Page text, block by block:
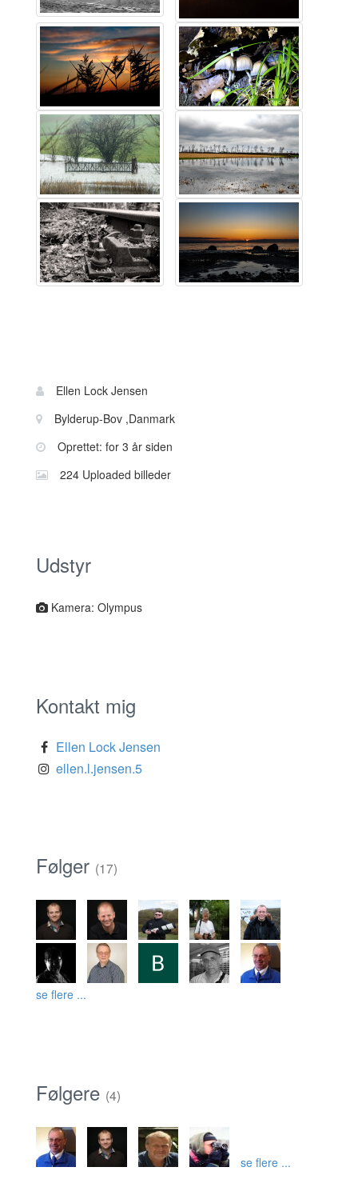
Bruger
information
Navn:
Ellen Lock Jensen
Sted:
Bylderup-Bov ,Danmark
Oprettet: for 3 år siden
224 Uploaded billeder
Udstyr
Kamera: Olympus
Kontakt mig
Ellen Lock Jensen
ellen.l.jensen.5
Følger (17)
se flere ...
Følgere (4)
se flere ...